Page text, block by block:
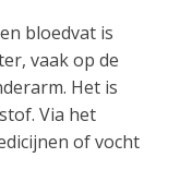
bloedvat is
vaak op de
Het is
Via het
of vocht